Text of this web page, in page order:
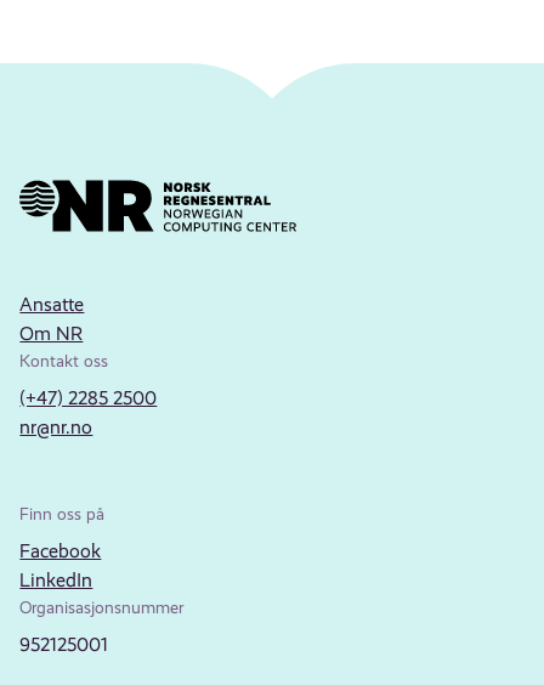
Ansatte
Om NR
Kontakt oss
(+47) 2285 2500
nr@nr.no
Finn oss på
Facebook
LinkedIn
Organisasjonsnummer
952125001